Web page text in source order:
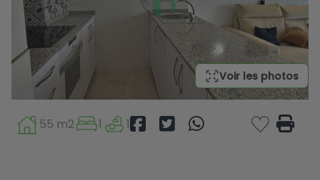
Voir les photos
55 m2 1 1